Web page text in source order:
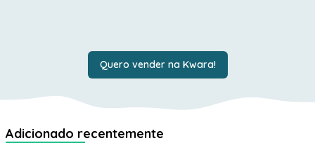
Quero vender na Kwara!
Adicionado recentemente